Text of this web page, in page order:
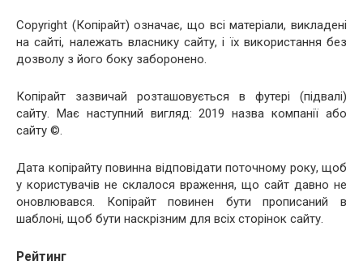
Copyright (Копірайт) означає, що всі матеріали, викладені
на сайті, належать власнику сайту, і їх використання без
дозволу з його боку заборонено.
Копірайт зазвичай розташовується в футері (підвалі)
сайту. Має наступний вигляд: 2019 назва компанії або
сайту ©.
Дата копірайту повинна відповідати поточному року, щоб
у користувачів не склалося враження, що сайт давно не
оновлювався. Копірайт повинен бути прописаний в
шаблоні, щоб бути наскрізним для всіх сторінок сайту.
Рейтинг